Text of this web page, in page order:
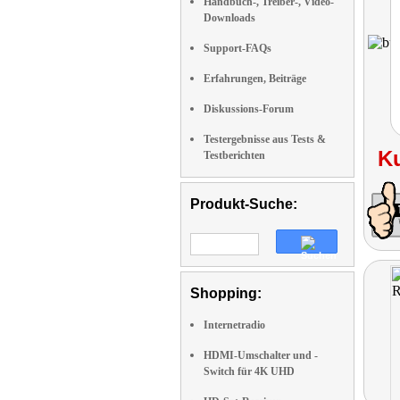
Downloads
Support-FAQs
Erfahrungen, Beiträge
Diskussions-Forum
Testergebnisse aus Tests &
Testberichten
Produkt-Suche:
Shopping:
Internetradio
HDMI-Umschalter und -
Switch für 4K UHD